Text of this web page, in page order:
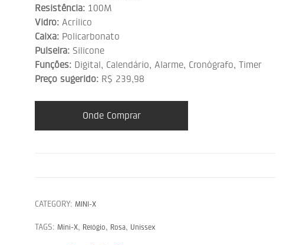
Resistência: 100M
Vidro: Acrílico
Caixa: Policarbonato
Pulseira: Silicone
Funções: Digital, Calendário, Alarme, Cronógrafo, Timer
Preço sugerido: R$ 239,98
Onde Comprar
CATEGORY: MINI-X
TAGS: Mini-X, Relógio, Rosa, Unissex